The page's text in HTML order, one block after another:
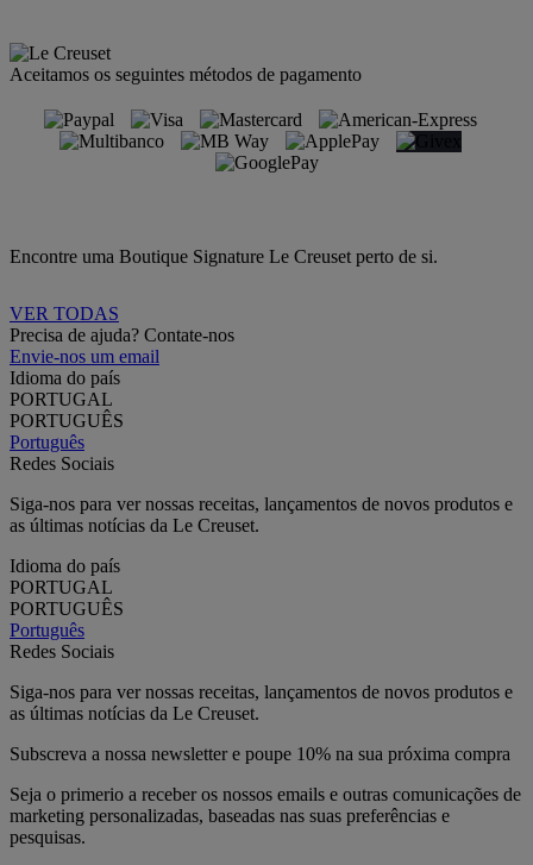
Aceitamos os seguintes métodos de pagamento
Encontre uma Boutique Signature Le Creuset perto de si.
VER TODAS
Precisa de ajuda? Contate-nos
Envie-nos um email
Idioma do país
PORTUGAL
PORTUGUÊS
Português
Redes Sociais
Siga-nos para ver nossas receitas, lançamentos de novos produtos e
as últimas notícias da Le Creuset.
Idioma do país
PORTUGAL
PORTUGUÊS
Português
Redes Sociais
Siga-nos para ver nossas receitas, lançamentos de novos produtos e
as últimas notícias da Le Creuset.
Subscreva a nossa newsletter e poupe 10% na sua próxima compra
Seja o primerio a receber os nossos emails e outras comunicações de
marketing personalizadas, baseadas nas suas preferências e
pesquisas.